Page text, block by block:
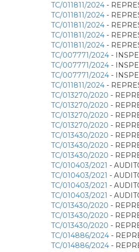
TC/011811/2024 -
TC/011811/2024 -
TC/011811/2024 -
TC/011811/2024 -
TC/011811/2024 -
TC/007771/2024 -
TC/007771/2024 -
TC/007771/2024 -
TC/011811/2024 -
TC/013270/2020 -
TC/013270/2020 -
TC/013270/2020 -
TC/013270/2020 -
TC/013430/2020 -
TC/013430/2020 -
TC/013430/2020 -
TC/010403/2021 -
TC/010403/2021 -
TC/010403/2021 -
TC/010403/2021 -
TC/013430/2020 -
TC/013430/2020 -
TC/013430/2020 -
TC/014886/2024 -
TC/014886/2024 -